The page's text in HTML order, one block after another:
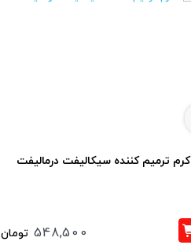
کرم ترمیم کننده سیکالیفت درمالیفت
548,500 تومان